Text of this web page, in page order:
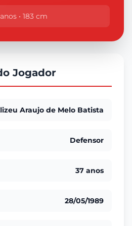
• 183 cm
Jogador
Araujo de Melo Batista
Defensor
37 anos
28/05/1989